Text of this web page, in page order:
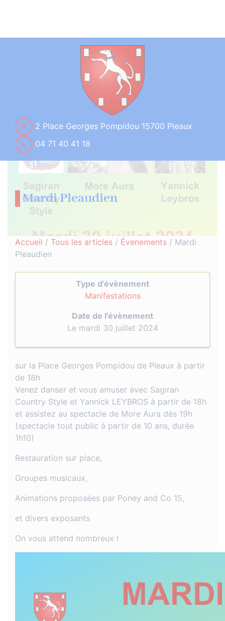
2 Place Georges Pompidou 15700 Pleaux
04 71 40 41 18
Mardi Pleaudien
Accueil / Tous les articles / Évenements / Mardi
Pleaudien
Type d'évènement
Manifestations
Date de l'évènement
Le mardi 30 juillet 2024
sur la Place Georges Pompidou de Pleaux à partir
de 18h
Venez danser et vous amuser avec Sagiran
Country Style et Yannick LEYBROS à partir de 18h
et assistez au spectacle de More Aura dès 19h
(spectacle tout public à partir de 10 ans, durée
1h10)
Restauration sur place,
Groupes musicaux,
Animations proposées par Poney and Co 15,
et divers exposants
On vous attend nombreux !